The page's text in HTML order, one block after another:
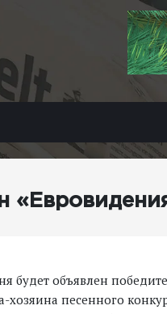
будет объявлен
хозяина песенного